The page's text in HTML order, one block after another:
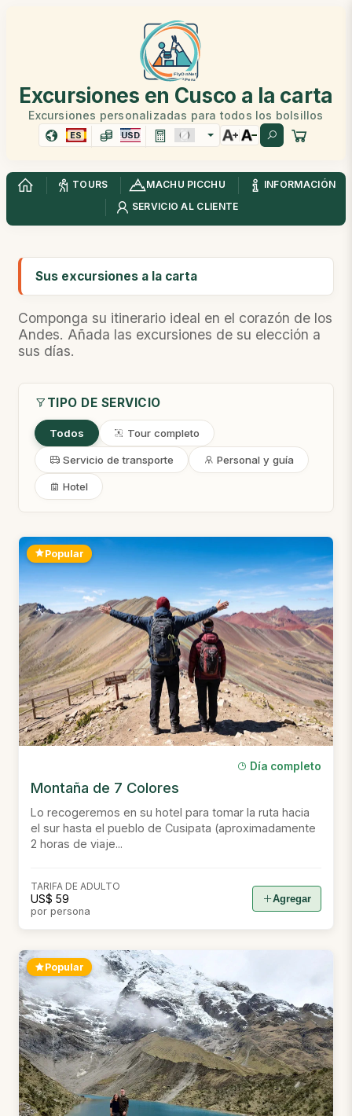
Excursiones en Cusco a la carta
Excursiones personalizadas para todos los bolsillos
ES USD
TOURS MACHU PICCHU
INFORMACIÓN
SERVICIO AL CLIENTE
Sus excursiones a la carta
Componga su itinerario ideal en el corazón de los
Andes. Añada las excursiones de su elección a
sus días.
TIPO DE SERVICIO
Todos Tour completo
Servicio de transporte Personal y guía
Hotel
Popular
Día completo
Montaña de 7 Colores
Lo recogeremos en su hotel para tomar la ruta hacia
el sur hasta el pueblo de Cusipata (aproximadamente
2 horas de viaje...
TARIFA DE ADULTO
US$ 59
por persona
Agregar
Popular